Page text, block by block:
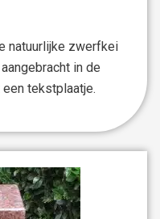
natuurlijke zwerfkei
in de
tekstplaatje.